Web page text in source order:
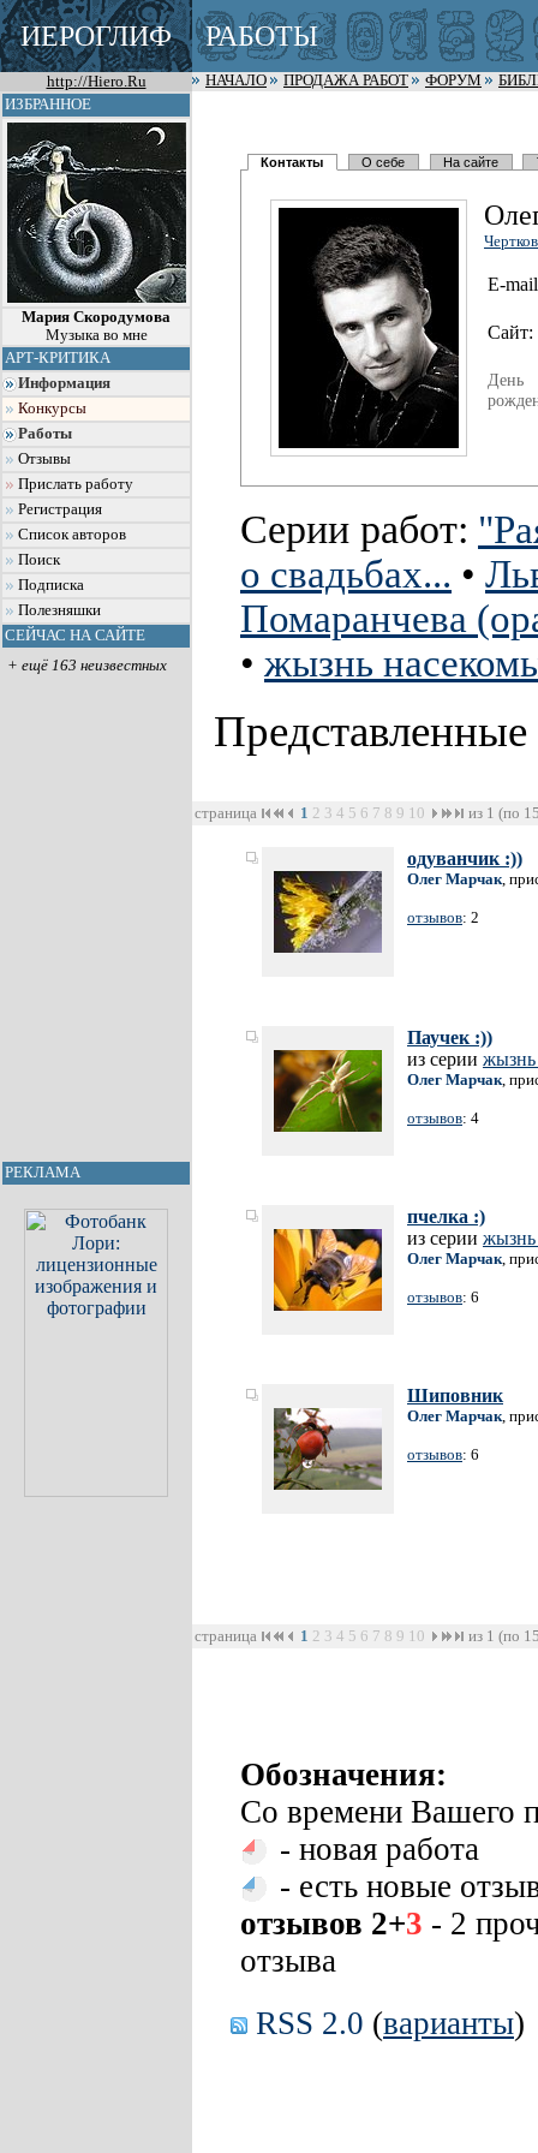
ИЕРОГЛИФ РАБОТЫ
http://Hiero.Ru НАЧАЛО ПРОДАЖА РАБОТ ФОРУМ
ИЗБРАННОЕ
Мария Скородумова
Музыка во мне
АРТ-КРИТИКА
Информация
Конкурсы
Работы
Отзывы
Прислать работу
Регистрация
Список авторов
Поиск
Подписка
Полезняшки
СЕЙЧАС НА САЙТЕ
+ ещё 163 неизвестных
РЕКЛАМА
Контакты О себе На сайте
Чертков
E-
Сайт:
День
Серии работ:
о свадьбах... •
Помаранчева
• жызнь
страница 1 2 3 4 5 6 7 8 9 10 из 1 (по
одуванчик :))
Олег Марчак,
отзывов: 2
Паучек :))
из серии жызнь
Олег Марчак,
отзывов: 4
пчелка :)
из серии жызнь
Олег Марчак,
отзывов: 6
Шиповник
Олег Марчак,
отзывов: 6
страница 1 2 3 4 5 6 7 8 9 10 из 1 (по
Обозначения:
Со времени Вашего
- новая работа
- есть новые
отзывов 2+3 - 2
отзыва
RSS 2.0 (варианты)